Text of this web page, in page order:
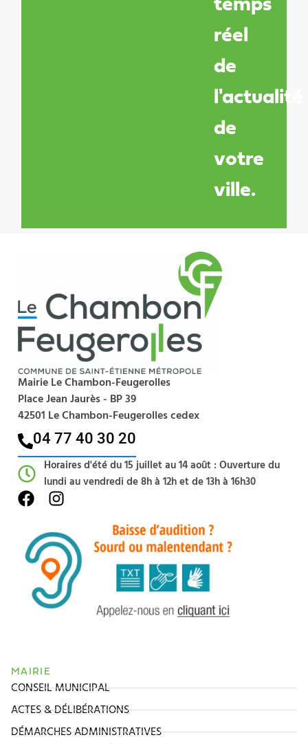
temps
réel
de
l'actualité
de
votre
ville.
Mairie Le Chambon-Feugerolles
Place Jean Jaurès - BP 39
42501 Le Chambon-Feugerolles cedex
04 77 40 30 20​
Horaires d'été du 15 juillet au 14 août : Ouverture du
lundi au vendredi de 8h à 12h et de 13h à 16h30
MAIRIE
CONSEIL MUNICIPAL
ACTES & DÉLIBÉRATIONS
DÉMARCHES ADMINISTRATIVES